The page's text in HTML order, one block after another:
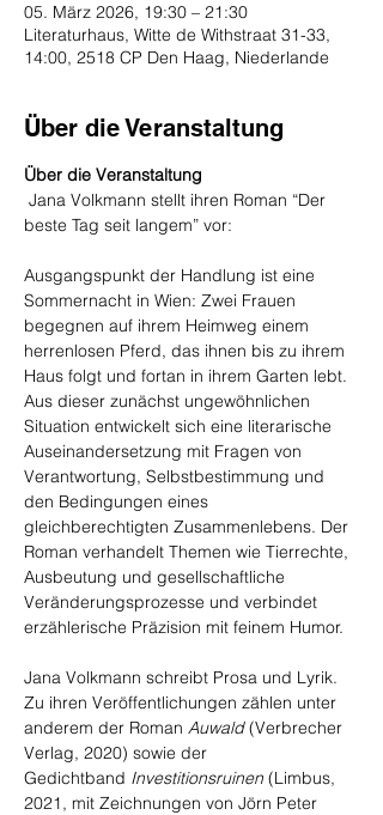
05. März 2026, 19:30 – 21:30
Literaturhaus, Witte de Withstraat 31-33,
14:00, 2518 CP Den Haag, Niederlande
Über die Veranstaltung
Über die Veranstaltung
Jana Volkmann stellt ihren Roman “Der
beste Tag seit langem” vor:
Ausgangspunkt der Handlung ist eine
Sommernacht in Wien: Zwei Frauen
begegnen auf ihrem Heimweg einem
herrenlosen Pferd, das ihnen bis zu ihrem
Haus folgt und fortan in ihrem Garten lebt.
Aus dieser zunächst ungewöhnlichen
Situation entwickelt sich eine literarische
Auseinandersetzung mit Fragen von
Verantwortung, Selbstbestimmung und
den Bedingungen eines
gleichberechtigten Zusammenlebens. Der
Roman verhandelt Themen wie Tierrechte,
Ausbeutung und gesellschaftliche
Veränderungsprozesse und verbindet
erzählerische Präzision mit feinem Humor.
Jana Volkmann schreibt Prosa und Lyrik.
Zu ihren Veröffentlichungen zählen unter
anderem der Roman Auwald (Verbrecher
Verlag, 2020) sowie der
Gedichtband Investitionsruinen (Limbus,
2021, mit Zeichnungen von Jörn Peter